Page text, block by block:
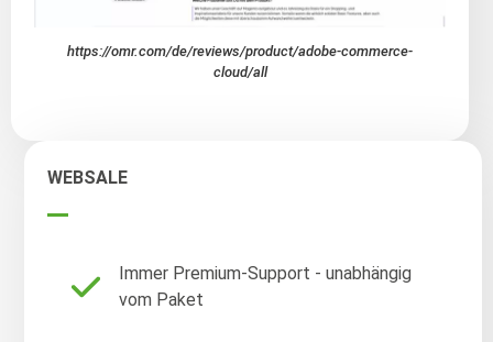
https://omr.com/de/reviews/product/adobe-commerce-
cloud/all
WEBSALE
Immer Premium-Support - unabhängig
vom Paket